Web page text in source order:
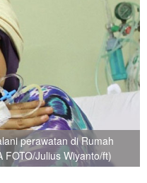
perawatan di Rumah
FOTO/Julius Wiyanto/ft)